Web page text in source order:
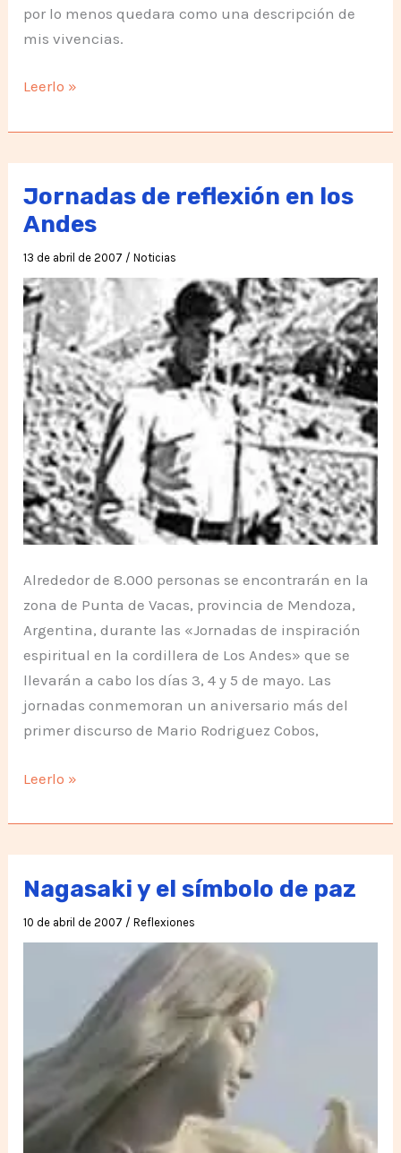
por lo menos quedara como una descripción de
mis vivencias.
Experiencia
Punta
de
Vacas
Curicó
Leerlo »
Jornadas de reflexión en los
Andes
13 de abril de 2007 /Noticias
Alrededor de 8.000 personas se encontrarán en la
zona de Punta de Vacas, provincia de Mendoza,
Argentina, durante las «Jornadas de inspiración
espiritual en la cordillera de Los Andes» que se
llevarán a cabo los días 3, 4 y 5 de mayo. Las
jornadas conmemoran un aniversario más del
primer discurso de Mario Rodriguez Cobos,
Jornadas
reflexión
en
los
Andes
Leerlo »
Nagasaki y el símbolo de paz
10 de abril de 2007 /Reflexiones